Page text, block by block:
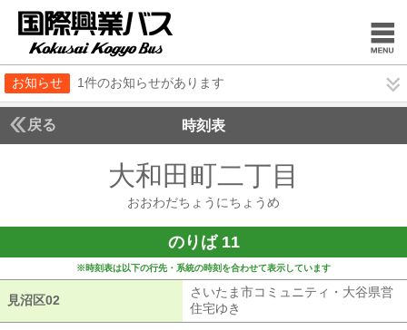
お知らせ 1件のお知らせがあります
戻る 時刻表
大和田町二丁目
おおわだちょうにちょうめ
のりば 11
※時刻表は以下の行先・系統の時刻を合わせて表示しています
見沼区02
さいたま市コミュニティ・大谷県営
住宅ゆき